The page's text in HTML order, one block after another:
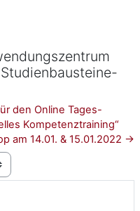
den Online Tages-
Kompetenztraining“
am 14.01. & 15.01.2022 →